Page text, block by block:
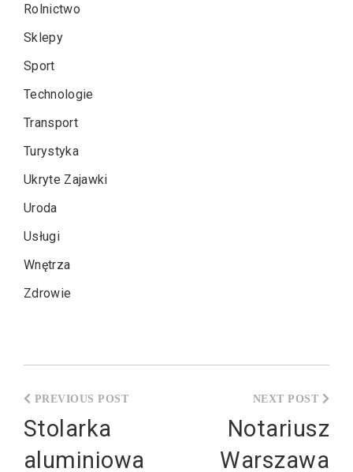
Rolnictwo
Sklepy
Sport
Technologie
Transport
Turystyka
Ukryte Zajawki
Uroda
Usługi
Wnętrza
Zdrowie
wpisu
Stolarka
aluminiowa
Notariusz
Warszawa